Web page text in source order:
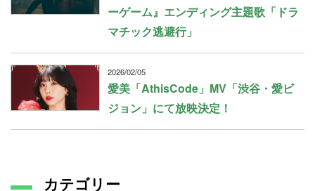
ーゲーム』エンディング主題歌「ドラ
マチック逃避行」
2026/02/05
愛美「AthisCode」MV「渋谷・愛ビ
ジョン」にて放映決定！
カテゴリー